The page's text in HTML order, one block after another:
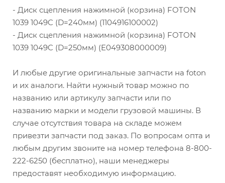
- Диск сцепления нажимной (корзина) FOTON
1039 1049C (D=240мм) (1104916100002)
- Диск сцепления нажимной (корзина) FOTON
1039 1049C (D=250мм) (E049308000009)
И любые другие оригинальные запчасти на foton
и их аналоги. Найти нужный товар можно по
названию или артикулу запчасти или по
названию марки и модели грузовой машины. В
случае отсутствия товара на складе можем
привезти запчасти под заказ. По вопросам опта и
любым другим звоните на номер телефона 8-800-
222-6250 (бесплатно), наши менеджеры
предоставят необходимую информацию.